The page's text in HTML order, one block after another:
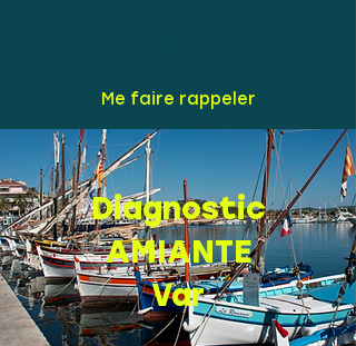
Me faire rappeler
Diagnostic
AMIANTE
Var